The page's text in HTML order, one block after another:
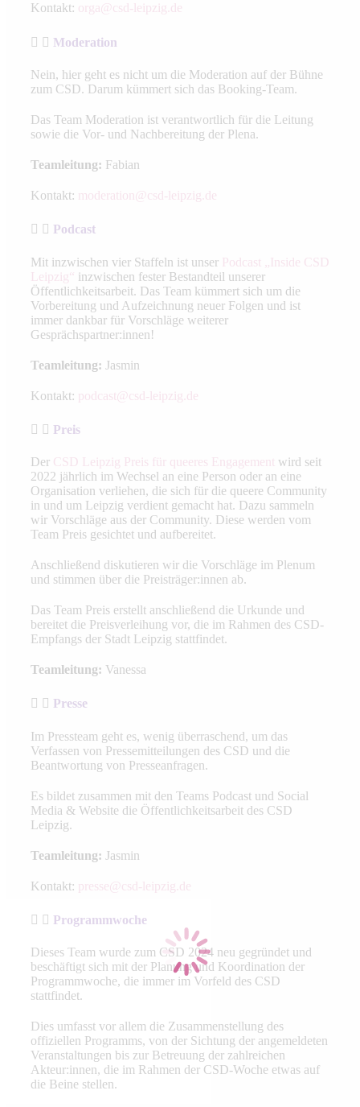
Kontakt: orga@csd-leipzig.de
Moderation
Nein, hier geht es nicht um die Moderation auf der Bühne
zum CSD. Darum kümmert sich das Booking-Team.
Das Team Moderation ist verantwortlich für die Leitung
sowie die Vor- und Nachbereitung der Plena.
Teamleitung: Fabian
Kontakt: moderation@csd-leipzig.de
Podcast
Mit inzwischen vier Staffeln ist unser Podcast „Inside CSD
Leipzig“ inzwischen fester Bestandteil unserer
Öffentlichkeitsarbeit. Das Team kümmert sich um die
Vorbereitung und Aufzeichnung neuer Folgen und ist
immer dankbar für Vorschläge weiterer
Gesprächspartner:innen!
Teamleitung: Jasmin
Kontakt: podcast@csd-leipzig.de
Preis
Der CSD Leipzig Preis für queeres Engagement wird seit
2022 jährlich im Wechsel an eine Person oder an eine
Organisation verliehen, die sich für die queere Community
in und um Leipzig verdient gemacht hat. Dazu sammeln
wir Vorschläge aus der Community. Diese werden vom
Team Preis gesichtet und aufbereitet.
Anschließend diskutieren wir die Vorschläge im Plenum
und stimmen über die Preisträger:innen ab.
Das Team Preis erstellt anschließend die Urkunde und
bereitet die Preisverleihung vor, die im Rahmen des CSD-
Empfangs der Stadt Leipzig stattfindet.
Teamleitung: Vanessa
Presse
Im Pressteam geht es, wenig überraschend, um das
Verfassen von Pressemitteilungen des CSD und die
Beantwortung von Presseanfragen.
Es bildet zusammen mit den Teams Podcast und Social
Media & Website die Öffentlichkeitsarbeit des CSD
Leipzig.
Teamleitung: Jasmin
Kontakt: presse@csd-leipzig.de
Programmwoche
Dieses Team wurde zum CSD 2024 neu gegründet und
beschäftigt sich mit der Planung und Koordination der
Programmwoche, die immer im Vorfeld des CSD
stattfindet.
Dies umfasst vor allem die Zusammenstellung des
offiziellen Programms, von der Sichtung der angemeldeten
Veranstaltungen bis zur Betreuung der zahlreichen
Akteur:innen, die im Rahmen der CSD-Woche etwas auf
die Beine stellen.